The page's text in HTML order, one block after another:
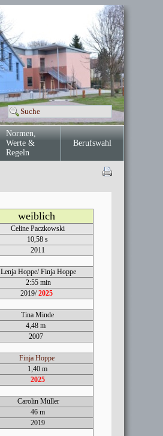
Normen,
Werte &
Regeln
Berufswahl
weiblich
Celine Paczkowski
10,58 s
2011
Lenja Hoppe/ Finja Hoppe
2:55 min
2019/2025
Tina Minde
4,48 m
2007
Finja Hoppe
1,40 m
2025
Carolin Müller
46 m
2019